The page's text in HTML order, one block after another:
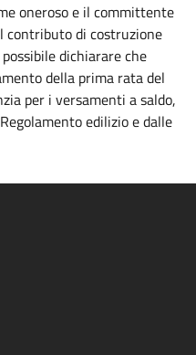
oneroso e il committente
contributo di costruzione
dichiarare che
della prima rata del
per i versamenti a saldo,
edilizio e dalle